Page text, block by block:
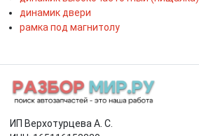
динамик двери
рамка под магнитолу
ИП Верхотурцева А. С.